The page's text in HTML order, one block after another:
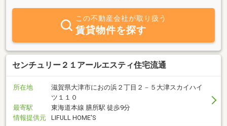
譲マンションや一戸建、土地を「売りたい！」「買いたい！」分譲
マンションや賃貸アパート、賃貸マンション、一戸建を「貸した
い！」「借りたい！」とご希望の方、ぜひ当店をご利用下さい。多
くの情報力と経験を元に、お客様のご希望に合った物件を探しや売
却など、スピーディーな対応を目指します！ なお只今、『買い取り
キャンペーン』実施中ですので『もし売ったらいくら位かな？』と
な』と思っておられるお客様はお気軽にお電話下さい。ご資産の運
用活用や相続のご相談もお気軽にどうぞ！
この不動産会社が取り扱う
賃貸物件を探す
センチュリー２１アールエスティ住宅流通
所在地
滋賀県大津市におの浜２丁目２－５大津スカイハイ
ツ１１０
最寄駅
東海道本線 膳所駅 徒歩9分
情報提供元
LIFULL HOME'S